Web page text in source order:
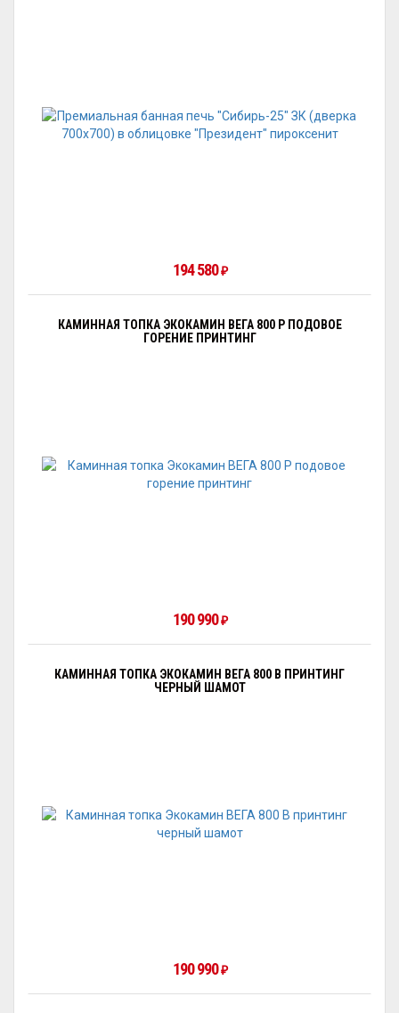
194 580₽
КАМИННАЯ ТОПКА ЭКОКАМИН ВЕГА 800 P ПОДОВОЕ
ГОРЕНИЕ ПРИНТИНГ
190 990₽
КАМИННАЯ ТОПКА ЭКОКАМИН ВЕГА 800 B ПРИНТИНГ
ЧЕРНЫЙ ШАМОТ
190 990₽